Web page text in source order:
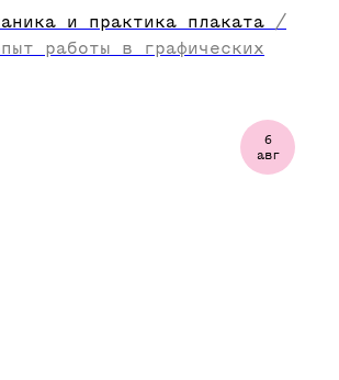
и практика плаката /
работы в графических
6
авг